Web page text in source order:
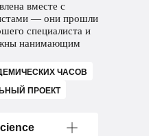
вместе с
— они прошли
специалиста и
нанимающим
ЧАСОВ
ПРОЕКТ